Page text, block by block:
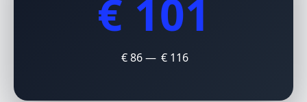
€ 101
€ 86 — € 116